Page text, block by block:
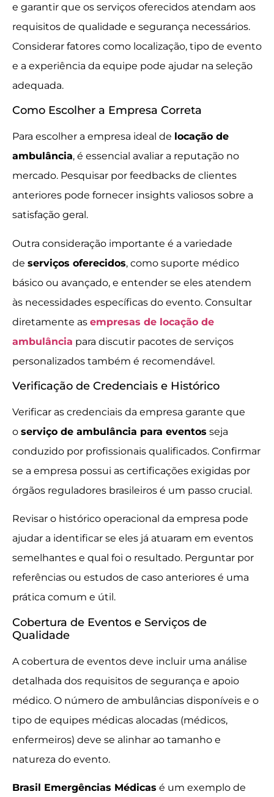
e garantir que os serviços oferecidos atendam aos
requisitos de qualidade e segurança necessários.
Considerar fatores como localização, tipo de evento
e a experiência da equipe pode ajudar na seleção
adequada.
Como Escolher a Empresa Correta
Para escolher a empresa ideal de locação de
ambulância, é essencial avaliar a reputação no
mercado. Pesquisar por feedbacks de clientes
anteriores pode fornecer insights valiosos sobre a
satisfação geral.
Outra consideração importante é a variedade
de serviços oferecidos, como suporte médico
básico ou avançado, e entender se eles atendem
às necessidades específicas do evento. Consultar
diretamente as empresas de locação de
ambulância para discutir pacotes de serviços
personalizados também é recomendável.
Verificação de Credenciais e Histórico
Verificar as credenciais da empresa garante que
o serviço de ambulância para eventos seja
conduzido por profissionais qualificados. Confirmar
se a empresa possui as certificações exigidas por
órgãos reguladores brasileiros é um passo crucial.
Revisar o histórico operacional da empresa pode
ajudar a identificar se eles já atuaram em eventos
semelhantes e qual foi o resultado. Perguntar por
referências ou estudos de caso anteriores é uma
prática comum e útil.
Cobertura de Eventos e Serviços de
Qualidade
A cobertura de eventos deve incluir uma análise
detalhada dos requisitos de segurança e apoio
médico. O número de ambulâncias disponíveis e o
tipo de equipes médicas alocadas (médicos,
enfermeiros) deve se alinhar ao tamanho e
natureza do evento.
Brasil Emergências Médicas é um exemplo de